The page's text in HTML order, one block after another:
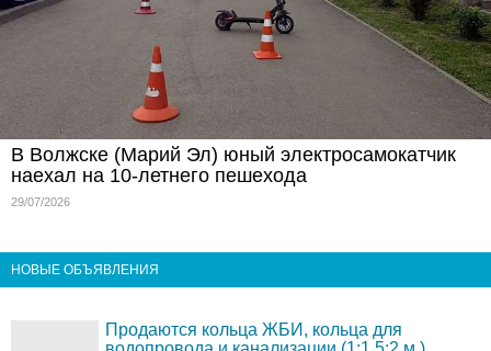
В Волжске (Марий Эл) юный электросамокатчик
наехал на 10-летнего пешехода
29/07/2026
НОВЫЕ ОБЪЯВЛЕНИЯ
Продаются кольца ЖБИ, кольца для